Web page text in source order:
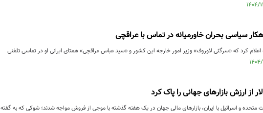
سیاسی بحران خاورمیانه در تماس با عراقچی
کرد که «سرگئی لاوروف» وزیر امور خارجه این کشور و «سید عباس عراقچی» همتای ایرانی او در تماسی تلفنی
و اسرائیل با ایران، بازارهای مالی جهان در یک هفته گذشته با موجی از فروش مواجه شدند؛ شوکی که به گفته